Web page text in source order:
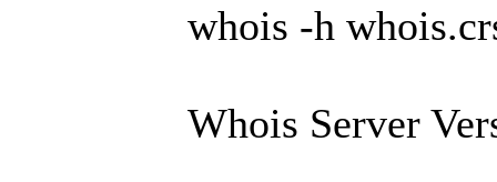
whois -h
Whois Server